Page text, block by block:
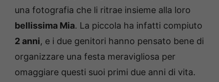
una fotografia che li ritrae insieme alla loro
bellissima Mia. La piccola ha infatti compiuto
2 anni, e i due genitori hanno pensato bene di
organizzare una festa meravigliosa per
omaggiare questi suoi primi due anni di vita.